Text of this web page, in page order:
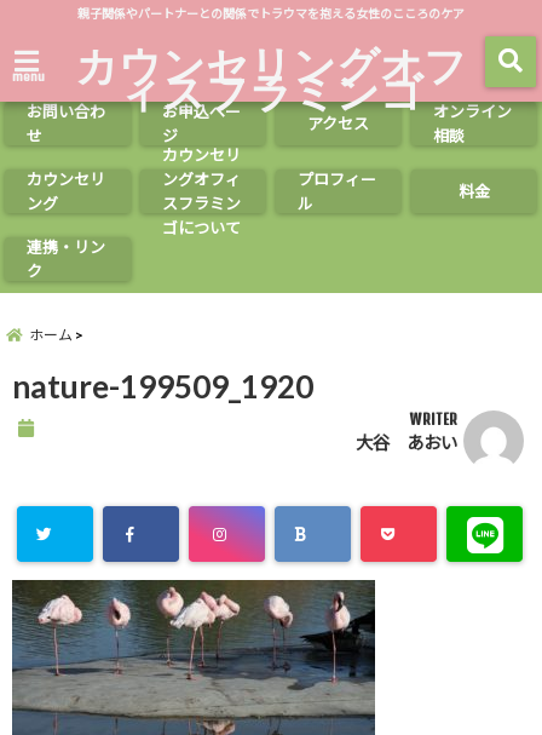
親子関係やパートナーとの関係でトラウマを抱える女性のこころのケア
menu カウンセリングオフ
ィスフラミンゴ
お問い合わ
せ
お申込ペー
ジ
アクセス
オンライン
相談
カウンセリ
ング
カウンセリ
ングオフィ
スフラミン
ゴについて
プロフィー
ル
料金
連携・リン
ク
ホーム
nature-199509_1920
WRITER
大谷 あおい